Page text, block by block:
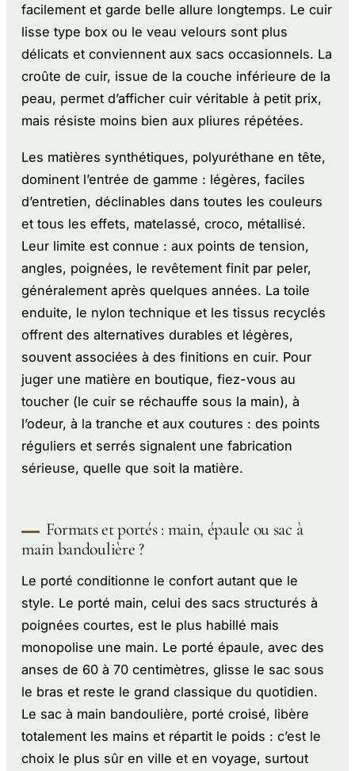
facilement et garde belle allure longtemps. Le cuir
lisse type box ou le veau velours sont plus
délicats et conviennent aux sacs occasionnels. La
croûte de cuir, issue de la couche inférieure de la
peau, permet d’afficher cuir véritable à petit prix,
mais résiste moins bien aux pliures répétées.
Les matières synthétiques, polyuréthane en tête,
dominent l’entrée de gamme : légères, faciles
d’entretien, déclinables dans toutes les couleurs
et tous les effets, matelassé, croco, métallisé.
Leur limite est connue : aux points de tension,
angles, poignées, le revêtement finit par peler,
généralement après quelques années. La toile
enduite, le nylon technique et les tissus recyclés
offrent des alternatives durables et légères,
souvent associées à des finitions en cuir. Pour
juger une matière en boutique, fiez-vous au
toucher (le cuir se réchauffe sous la main), à
l’odeur, à la tranche et aux coutures : des points
réguliers et serrés signalent une fabrication
sérieuse, quelle que soit la matière.
Formats et portés : main, épaule ou sac à
main bandoulière ?
Le porté conditionne le confort autant que le
style. Le porté main, celui des sacs structurés à
poignées courtes, est le plus habillé mais
monopolise une main. Le porté épaule, avec des
anses de 60 à 70 centimètres, glisse le sac sous
le bras et reste le grand classique du quotidien.
Le sac à main bandoulière, porté croisé, libère
totalement les mains et répartit le poids : c’est le
choix le plus sûr en ville et en voyage, surtout